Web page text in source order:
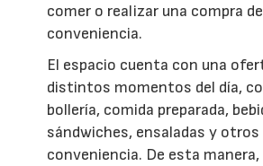
comer o realizar una compra de
conveniencia.
El espacio cuenta con una
distintos momentos del día,
bollería, comida preparada,
sándwiches, ensaladas y
conveniencia. De esta manera,